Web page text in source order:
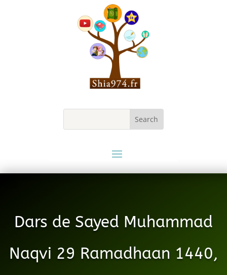
Dars de Sayed Muhammad
Naqvi 29 Ramadhaan 1440,